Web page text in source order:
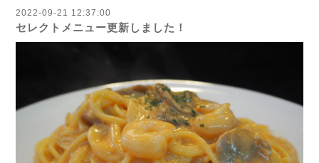
2022-09-21 12:37:00
セレクトメニュー更新しました！